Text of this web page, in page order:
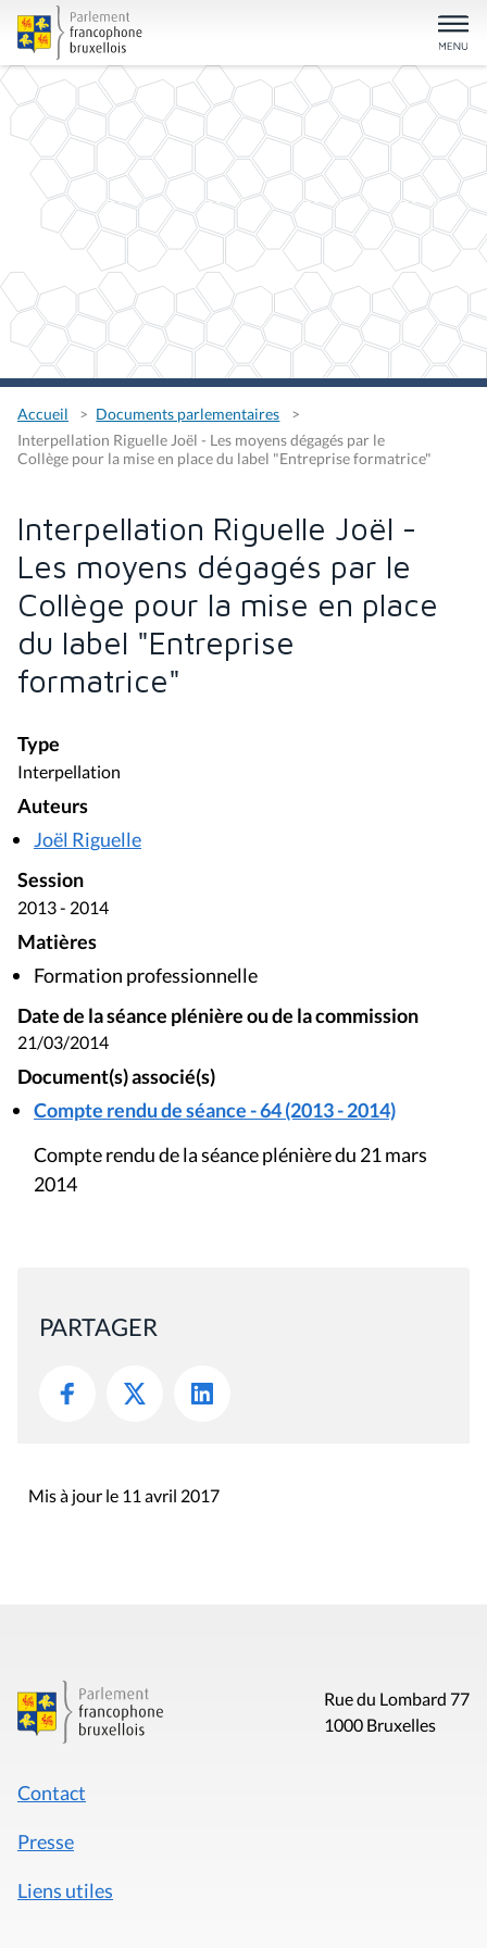
Accueil
Documents parlementaires
Interpellation Riguelle Joël - Les moyens dégagés par le
Collège pour la mise en place du label "Entreprise formatrice"
Interpellation Riguelle Joël -
Les moyens dégagés par le
Collège pour la mise en place
du label "Entreprise
formatrice"
Type
Interpellation
Auteurs
Joël Riguelle
Session
2013 - 2014
Matières
Formation professionnelle
Date de la séance plénière ou de la commission
21/03/2014
Document(s) associé(s)
Compte rendu de séance - 64 (2013 - 2014)
Compte rendu de la séance plénière du 21 mars
2014
PARTAGER
Mis à jour le 11 avril 2017
Rue du Lombard 77
1000 Bruxelles
Contact
Presse
Liens utiles